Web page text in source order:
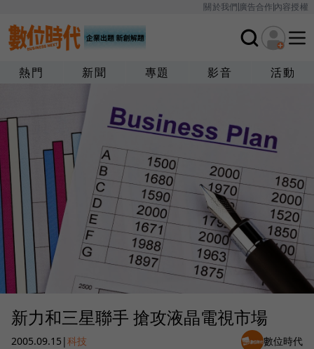
關於我們廣告合作內容授權
熱門 新聞 專題 影音 活動
新力和三星聯手 搶攻液晶電視市場
2005.09.15 |科技 數位時代